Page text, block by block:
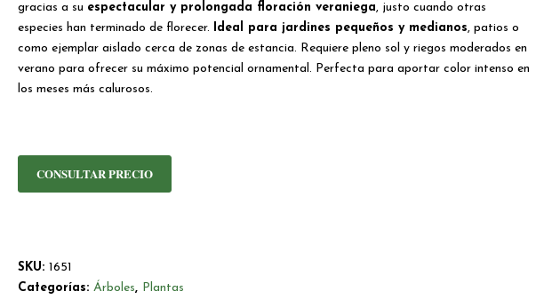
gracias a su espectacular y prolongada floración veraniega, justo cuando otras
especies han terminado de florecer. Ideal para jardines pequeños y medianos, patios o
como ejemplar aislado cerca de zonas de estancia. Requiere pleno sol y riegos moderados en
verano para ofrecer su máximo potencial ornamental. Perfecta para aportar color intenso en
los meses más calurosos.
CONSULTAR PRECIO
SKU: 1651
Categorías: Árboles, Plantas